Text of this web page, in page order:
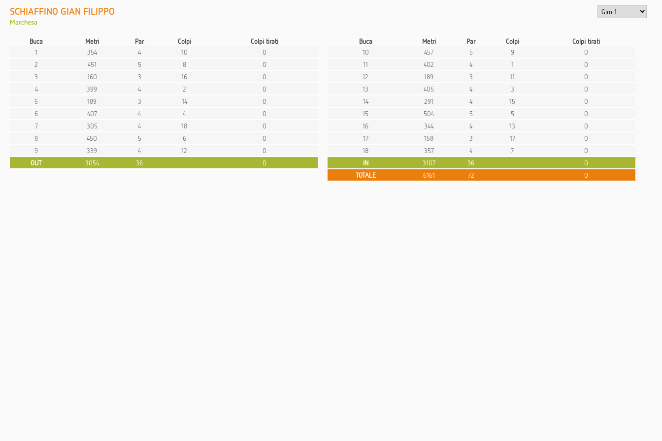
SCHIAFFINO GIAN FILIPPO
Marchesa
Buca Metri Par Colpi
Colpi tirati
1
354 4 10
0
2
451 5 8
0
3
160 3 16
0
4
399 4 2
0
5
189 3 14
0
6
407 4 4
0
7
305 4 18
0
8
450 5 6
0
9
339 4 12
0
OUT
3054 36 0
Buca Metri Par Colpi
Colpi tirati
10
457 5 9
0
11
402 4 1
0
12
189 3 11
0
13
405 4 3
0
14
291 4 15
0
15
504 5 5
0
16
344 4 13
0
17
158 3 17
0
18
357 4 7
0
IN
3107 36
0
TOTALE
6161 72 0